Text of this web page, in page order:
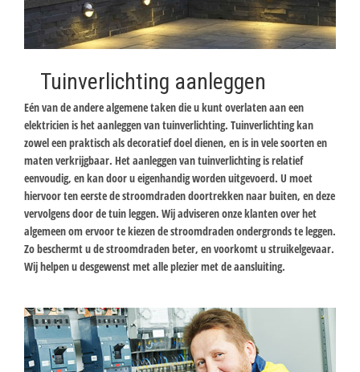
Tuinverlichting aanleggen
Eén van de andere algemene taken die u kunt overlaten aan een
elektricien is het aanleggen van tuinverlichting. Tuinverlichting kan
zowel een praktisch als decoratief doel dienen, en is in vele soorten en
maten verkrijgbaar. Het aanleggen van tuinverlichting is relatief
eenvoudig, en kan door u eigenhandig worden uitgevoerd. U moet
hiervoor ten eerste de stroomdraden doortrekken naar buiten, en deze
vervolgens door de tuin leggen. Wij adviseren onze klanten over het
algemeen om ervoor te kiezen de stroomdraden ondergronds te leggen.
Zo beschermt u de stroomdraden beter, en voorkomt u struikelgevaar.
Wij helpen u desgewenst met alle plezier met de aansluiting.